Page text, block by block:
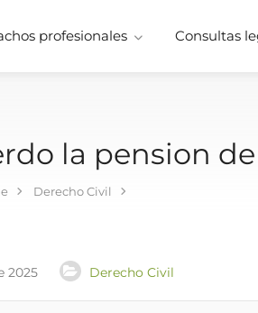
profesionales Consultas
la pension
Derecho Civil
2025 Derecho Civil